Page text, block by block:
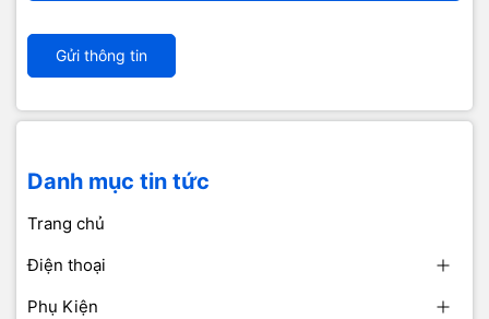
Gửi thông tin
Danh mục tin tức
Trang chủ
Điện thoại
Phụ Kiện